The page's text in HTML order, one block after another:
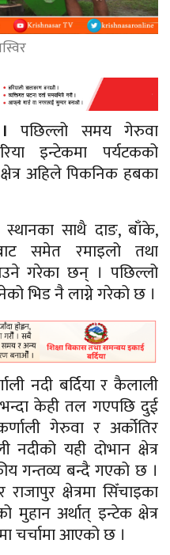
पछिल्लो समय गेरुवा
इन्टेकमा पर्यटकको
अहिले पिकनिक हबका
स्थानका साथै दाङ, बाँके,
समेत रमाइलो तथा
गरेका छन् । पछिल्लो
भिड नै लाग्ने गरेको छ ।
नदी बर्दिया र कैलाली
केही तल गएपछि दुई
गेरुवा र अर्कोतिर
नदीको यही दोभान क्षेत्र
गन्तव्य बन्दै गएको छ ।
क्षेत्रमा सिँचाइका
अर्थात् इन्टेक क्षेत्र
चर्चामा आएको छ ।